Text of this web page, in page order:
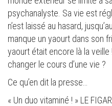
psychanalyste. Sa vie est
n’est laissé au hasard,
manque un yaourt dans son
yaourt était encore là la
changer le cours d’une vie ?
Ce qu’en dit la presse…
« Un duo vitaminé ! » LE